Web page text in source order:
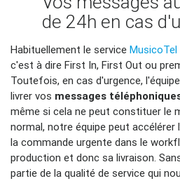
de 24h en cas
Habituellement le service MusicoTel
c'est à dire First In, First Out ou
Toutefois, en cas d'urgence,
livrer vos messages
même si cela ne peut constituer le
normal, notre équipe peut
la commande urgente dans le
production et donc sa livraison.
partie de la qualité de service qui